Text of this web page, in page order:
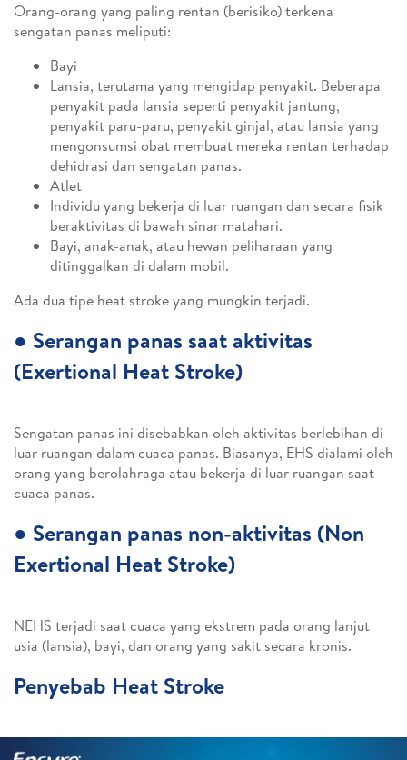
Orang-orang yang paling rentan (berisiko) terkena
sengatan panas meliputi:
Bayi
Lansia, terutama yang mengidap penyakit. Beberapa
penyakit pada lansia seperti penyakit jantung,
penyakit paru-paru, penyakit ginjal, atau lansia yang
mengonsumsi obat membuat mereka rentan terhadap
dehidrasi dan sengatan panas.
Atlet
Individu yang bekerja di luar ruangan dan secara fisik
beraktivitas di bawah sinar matahari.
Bayi, anak-anak, atau hewan peliharaan yang
ditinggalkan di dalam mobil.
Ada dua tipe heat stroke yang mungkin terjadi.
● Serangan panas saat aktivitas
(Exertional Heat Stroke)
Sengatan panas ini disebabkan oleh aktivitas berlebihan di
luar ruangan dalam cuaca panas. Biasanya, EHS dialami oleh
orang yang berolahraga atau bekerja di luar ruangan saat
cuaca panas.
● Serangan panas non-aktivitas (Non
Exertional Heat Stroke)
NEHS terjadi saat cuaca yang ekstrem pada orang lanjut
usia (lansia), bayi, dan orang yang sakit secara kronis.
Penyebab Heat Stroke